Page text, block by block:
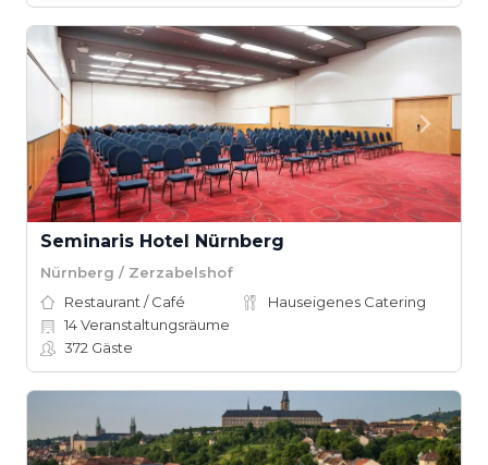
Seminaris Hotel Nürnberg
Nürnberg / Zerzabelshof
Restaurant / Café
Hauseigenes Catering
14Veranstaltungsräume
372 Gäste